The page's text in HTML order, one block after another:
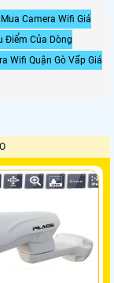
Mua Camera Wifi Giá
Điểm Của Dòng
Wifi Quận Gò Vấp Giá